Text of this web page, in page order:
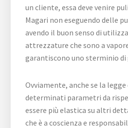
un cliente, essa deve venire
Magari non eseguendo delle
avendo il buon senso di
attrezzature che sono a
garantiscono uno sterminio
Ovviamente, anche se la
determinati parametri da
essere più elastica su altri
che è a coscienza e